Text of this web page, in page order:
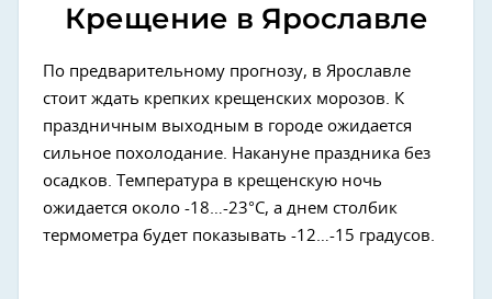
Крещение в Ярославле
По предварительному прогнозу, в Ярославле
стоит ждать крепких крещенских морозов. К
праздничным выходным в городе ожидается
сильное похолодание. Накануне праздника без
осадков. Температура в крещенскую ночь
ожидается около -18…-23°С, а днем столбик
термометра будет показывать -12…-15 градусов.